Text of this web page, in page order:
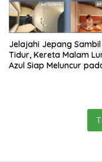
Jelajahi Jepang Sambil
Tidur, Kereta Malam
Azul Siap Meluncur